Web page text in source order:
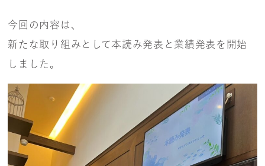
今回の内容は、
新たな取り組みとして本読み発表と業績発表を開始
しました。